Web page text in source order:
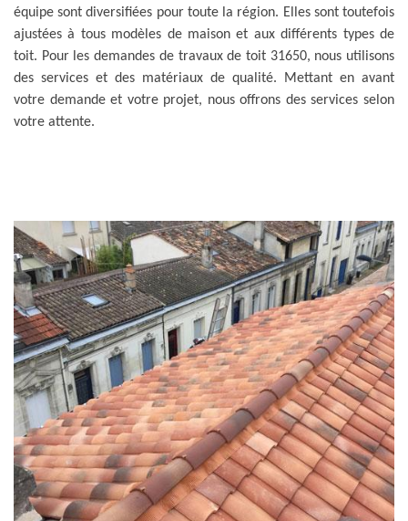
équipe sont diversifiées pour toute la région. Elles sont toutefois
ajustées à tous modèles de maison et aux différents types de
toit. Pour les demandes de travaux de toit 31650, nous utilisons
des services et des matériaux de qualité. Mettant en avant
votre demande et votre projet, nous offrons des services selon
votre attente.